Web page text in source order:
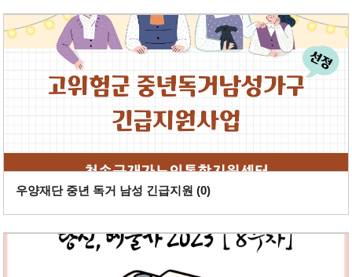
우양재단 중년 독거 남성 긴급지원 (0)